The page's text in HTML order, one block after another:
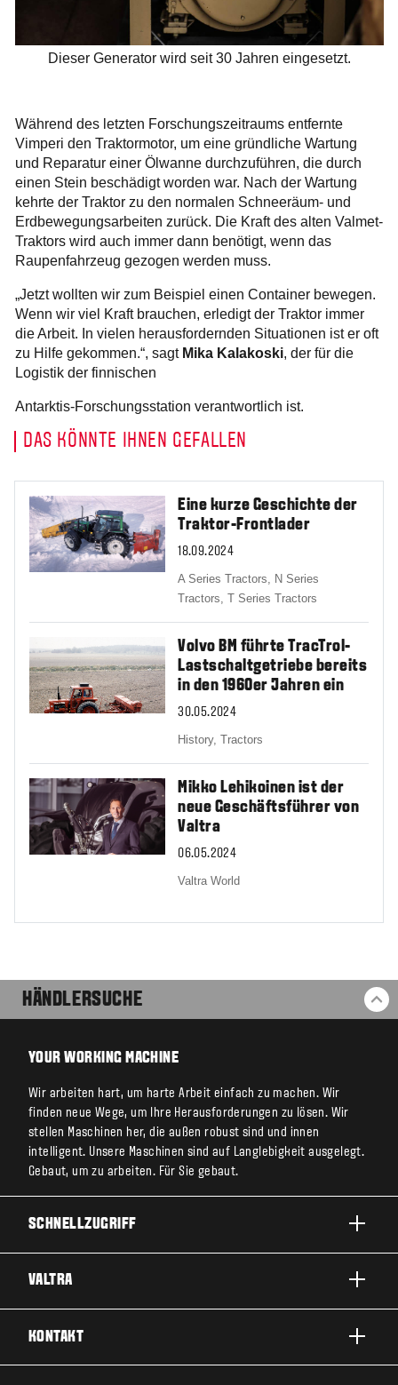
Dieser Generator wird seit 30 Jahren eingesetzt.
Während des letzten Forschungszeitraums entfernte
Vimperi den Traktormotor, um eine gründliche Wartung
und Reparatur einer Ölwanne durchzuführen, die durch
einen Stein beschädigt worden war. Nach der Wartung
kehrte der Traktor zu den normalen Schneeräum- und
Erdbewegungsarbeiten zurück. Die Kraft des alten Valmet-
Traktors wird auch immer dann benötigt, wenn das
Raupenfahrzeug gezogen werden muss.
„Jetzt wollten wir zum Beispiel einen Container bewegen.
Wenn wir viel Kraft brauchen, erledigt der Traktor immer
die Arbeit. In vielen herausfordernden Situationen ist er oft
zu Hilfe gekommen.“, sagt Mika Kalakoski, der für die
Logistik der finnischen
Antarktis-Forschungsstation verantwortlich ist.
DAS KÖNNTE IHNEN GEFALLEN
Eine kurze Geschichte der
Traktor-Frontlader
18.09.2024
A Series Tractors, N Series
Tractors,T Series Tractors
Volvo BM führte TracTrol-
Lastschaltgetriebe bereits
in den 1960er Jahren ein
30.05.2024
History,Tractors
Mikko Lehikoinen ist der
neue Geschäftsführer von
Valtra
06.05.2024
Valtra World
HÄNDLERSUCHE
YOUR WORKING MACHINE
Wir arbeiten hart, um harte Arbeit einfach zu machen. Wir
finden neue Wege, um Ihre Herausforderungen zu lösen. Wir
stellen Maschinen her, die außen robust sind und innen
intelligent. Unsere Maschinen sind auf Langlebigkeit ausgelegt.
Gebaut, um zu arbeiten. Für Sie gebaut.
SCHNELLZUGRIFF
SERVICE & REPARATUR
VALTRA
KONTAKT